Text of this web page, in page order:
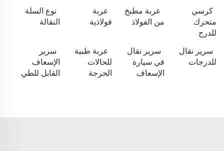
كرسي
متحرك
للدرج
عربة مطبخ
من الفولاذ
عربة
فولاذية
نوع السلة
النقالة
سرير نقال
للدرجات
سرير نقال
في سيارة
الإسعاف
عربة طبية
للحالات
الحرجة
سرير
الإسعاف
القابل للطي